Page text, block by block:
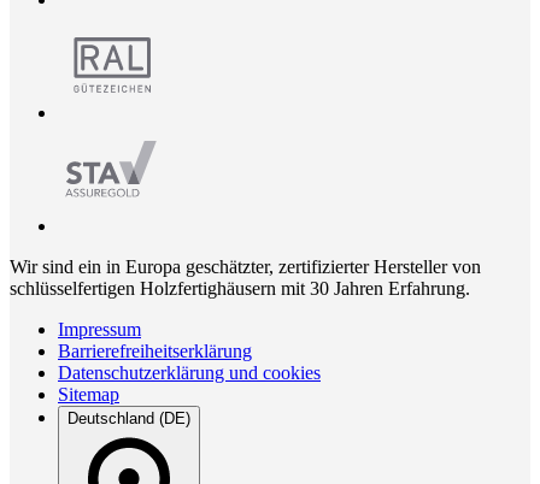
Wir sind ein in Europa geschätzter, zertifizierter Hersteller von
schlüsselfertigen Holzfertighäusern mit 30 Jahren Erfahrung.
Impressum
Barrierefreiheitserklärung
Datenschutzerklärung und cookies
Sitemap
Deutschland (DE)